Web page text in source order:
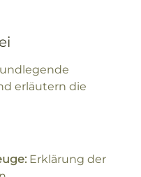
erläutern die
Erklärung der